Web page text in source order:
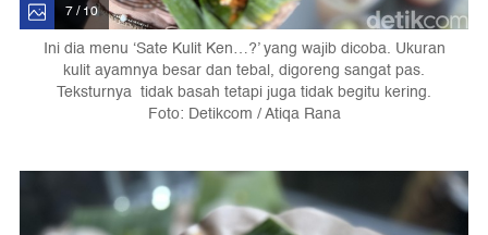
7 / 10
Ini dia menu ‘Sate Kulit Ken…?’ yang wajib dicoba. Ukuran
kulit ayamnya besar dan tebal, digoreng sangat pas.
Teksturnya tidak basah tetapi juga tidak begitu kering.
Foto: Detikcom / Atiqa Rana